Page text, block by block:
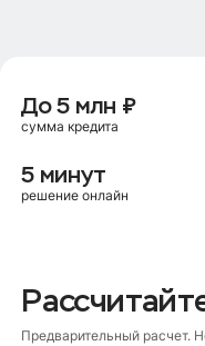
До 5 млн ₽
сумма кредита
5 минут
решение онлайн
Предварительный расчет.